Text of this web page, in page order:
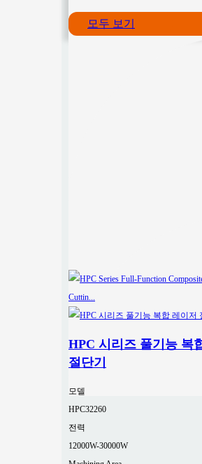
모두 보기
HPC 시리즈 풀기능 복
절단기
모델
HPC32260
전력
12000W-30000W